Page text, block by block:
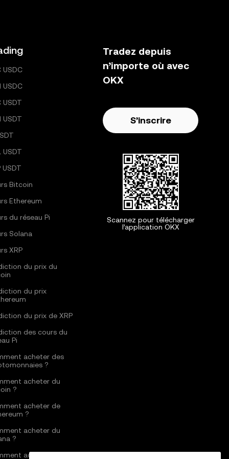
USDC
USDC
USDT
USDT
USDT
USDT
Bitcoin
Ethereum
du réseau Pi
Solana
XRP
du prix du
du prix
du prix de XRP
des cours du
Pi
acheter des
?
acheter du
?
acheter de
?
acheter du
?
acheter du
Tradez depuis
n’importe où avec
OKX
S’inscrire
Scannez pour télécharger
l’application OKX